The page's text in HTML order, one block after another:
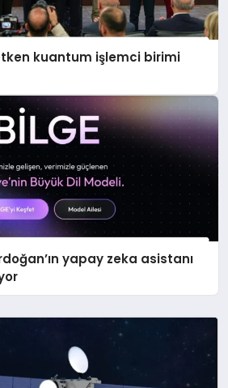
kuantum işlemci birimi
yapay zeka asistanı